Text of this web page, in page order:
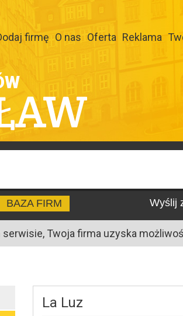
firmę O nas Oferta Reklama
BAZA FIRM Wyślij
Twoja firma uzyska
La Luz